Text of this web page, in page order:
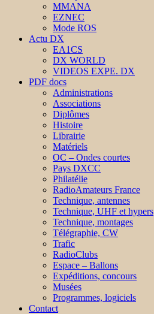
MMANA
EZNEC
Mode ROS
Actu DX
EA1CS
DX WORLD
VIDEOS EXPE. DX
PDF docs
Administrations
Associations
Diplômes
Histoire
Librairie
Matériels
OC – Ondes courtes
Pays DXCC
Philatélie
RadioAmateurs France
Technique, antennes
Technique, UHF et hypers
Technique, montages
Télégraphie, CW
Trafic
RadioClubs
Espace – Ballons
Expéditions, concours
Musées
Programmes, logiciels
Contact